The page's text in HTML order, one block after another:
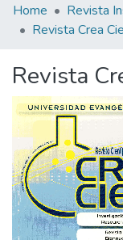
Home Revista
Revista Crea
Revista